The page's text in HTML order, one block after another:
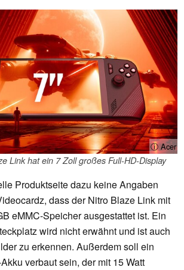
ⓘ Acer
Link hat ein 7 Zoll großes Full-HD-Display
Produktseite dazu keine Angaben
dass der Nitro Blaze Link mit
eMMC-Speicher ausgestattet ist. Ein
wird nicht erwähnt und ist auch
zu erkennen. Außerdem soll ein
verbaut sein, der mit 15 Watt